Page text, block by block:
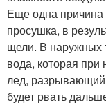
Еще одна причина
просушка, в
щели. В наружных
вода, которая при
лед, разрывающий
будет рвать